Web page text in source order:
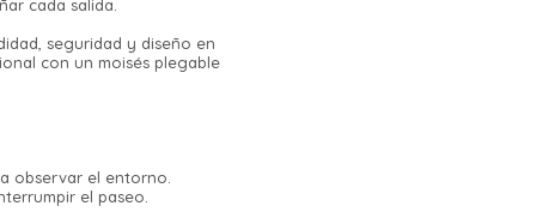
cada salida.
seguridad y diseño en
con un moisés plegable
observar el entorno.
el paseo.